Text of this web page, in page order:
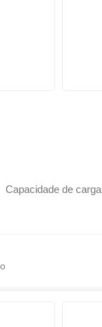
Capacidade de carga